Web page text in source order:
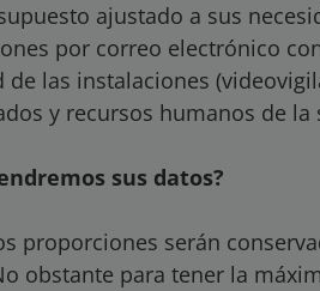
ajustado a sus
por correo electrónico
las instalaciones
y recursos humanos de la
sus datos?
proporciones serán
obstante para tener la